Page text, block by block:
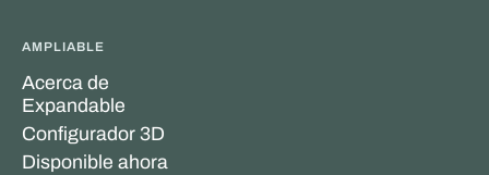
AMPLIABLE
Acerca de
Expandable
Configurador 3D
Disponible ahora